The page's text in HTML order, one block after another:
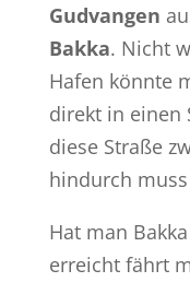
Gudvangen
Bakka. Nicht
Hafen könnte
direkt in einen
diese Straße
hindurch
Hat man
erreicht fährt